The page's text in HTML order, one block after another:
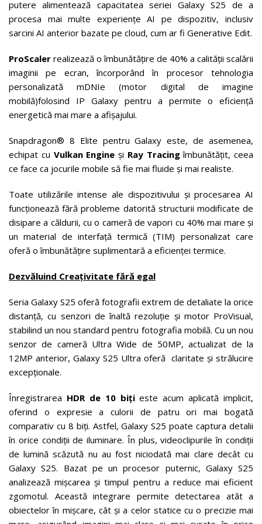
putere alimentează capacitatea seriei Galaxy S25 de a
procesa mai multe experiențe AI pe dispozitiv, inclusiv
sarcini AI anterior bazate pe cloud, cum ar fi Generative Edit.
ProScaler realizează o îmbunătățire de 40% a calității scalării
imaginii pe ecran, încorporând în procesor tehnologia
personalizată mDNIe (motor digital de imagine
mobilă)folosind IP Galaxy pentru a permite o eficiență
energetică mai mare a afișajului.
Snapdragon® 8 Elite pentru Galaxy este, de asemenea,
echipat cu Vulkan Engine și Ray Tracingîmbunătățit, ceea
ce face ca jocurile mobile să fie mai fluide și mai realiste.
Toate utilizările intense ale dispozitivului și procesarea AI
funcționează fără probleme datorită structurii modificate de
disipare a căldurii, cu o cameră de vapori cu 40% mai mare și
un material de interfață termică (TIM) personalizat care
oferă o îmbunătățire suplimentară a eficienței termice.
Dezvăluind Creațivitate fără egal
Seria Galaxy S25 oferă fotografii extrem de detaliate la orice
distanță, cu senzori de înaltă rezoluție și motor ProVisual,
stabilind un nou standard pentru fotografia mobilă. Cu un nou
senzor de cameră Ultra Wide de 50MP, actualizat de la
12MP anterior, Galaxy S25 Ultra oferă claritate și strălucire
excepționale.
Înregistrarea HDR de 10 bițieste acum aplicată implicit,
oferind o expresie a culorii de patru ori mai bogată
comparativ cu 8 biți. Astfel, Galaxy S25 poate captura detalii
în orice condiții de iluminare. În plus, videoclipurile în condiții
de lumină scăzută nu au fost niciodată mai clare decât cu
Galaxy S25. Bazat pe un procesor puternic, Galaxy S25
analizează mișcarea și timpul pentru a reduce mai eficient
zgomotul. Această integrare permite detectarea atât a
obiectelor în mișcare, cât și a celor statice cu o precizie mai